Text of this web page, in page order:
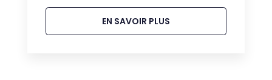
EN SAVOIR PLUS